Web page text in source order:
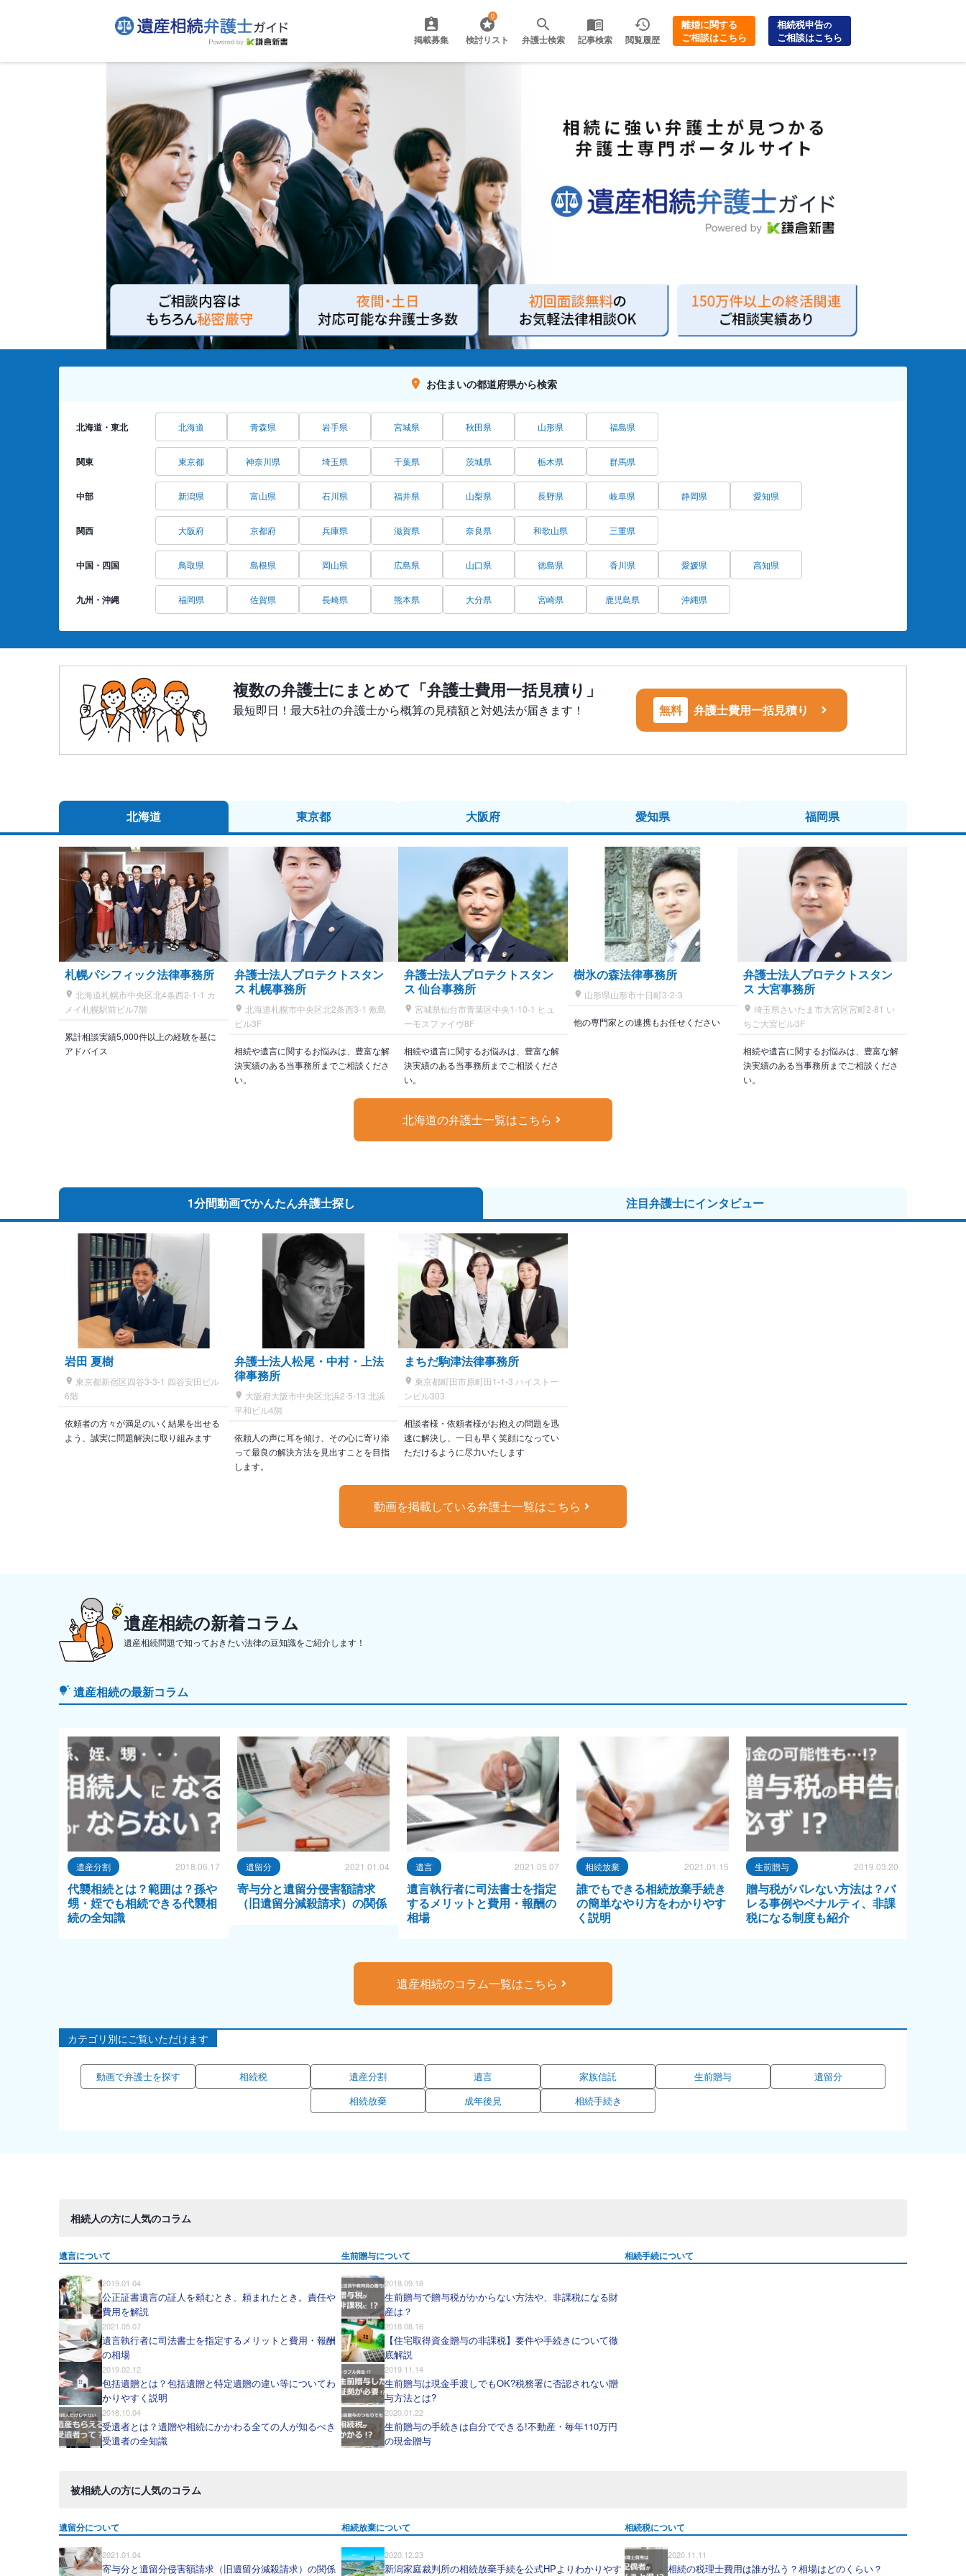
掲載募集
0
検討リスト 弁護士検索 記事検索 閲覧履歴
離婚に関する
ご相談はこちら
相続税申告の
ご相談はこちら
お住まいの都道府県から検索
北海道・東北 北海道 青森県 岩手県 宮城県 秋田県 山形県 福島県
関東 東京都 神奈川県 埼玉県 千葉県 茨城県 栃木県 群馬県
中部 新潟県 富山県 石川県 福井県 山梨県 長野県 岐阜県 静岡県 愛知県
関西 大阪府 京都府 兵庫県 滋賀県 奈良県 和歌山県 三重県
中国・四国 鳥取県 島根県 岡山県 広島県 山口県 徳島県 香川県 愛媛県 高知県
九州・沖縄 福岡県 佐賀県 長崎県 熊本県 大分県 宮崎県 鹿児島県 沖縄県
複数の弁護士にまとめて「弁護士費用一括見積り」
最短即日！最大5社の弁護士から概算の見積額と対処法が届きます！ 無料 弁護士費用一括見積り
北海道 東京都 大阪府 愛知県 福岡県
札幌パシフィック法律事務所
北海道札幌市中央区北4条西2-1-1 カ
メイ札幌駅前ビル7階
累計相談実績5,000件以上の経験を基に
アドバイス
弁護士法人プロテクトスタン
ス 札幌事務所
北海道札幌市中央区北2条西3-1 敷島
ビル3F
相続や遺言に関するお悩みは、豊富な解
決実績のある当事務所までご相談くださ
い。
弁護士法人プロテクトスタン
ス 仙台事務所
宮城県仙台市青葉区中央1-10-1 ヒュ
ーモスファイヴ8F
相続や遺言に関するお悩みは、豊富な解
決実績のある当事務所までご相談くださ
い。
樹氷の森法律事務所
山形県山形市十日町3-2-3
他の専門家との連携もお任せください
弁護士法人プロテクトスタン
ス 大宮事務所
埼玉県さいたま市大宮区宮町2-81 い
ちご大宮ビル3F
相続や遺言に関するお悩みは、豊富な解
決実績のある当事務所までご相談くださ
い。
北海道の弁護士一覧はこちら
1分間動画でかんたん弁護士探し 注目弁護士にインタビュー
岩田 夏樹
東京都新宿区四谷3-3-1 四谷安田ビル
6階
依頼者の方々が満足のいく結果を出せる
よう、誠実に問題解決に取り組みます
弁護士法人松尾・中村・上法
律事務所
大阪府大阪市中央区北浜2-5-13 北浜
平和ビル4階
依頼人の声に耳を傾け、その心に寄り添
って最良の解決方法を見出すことを目指
します。
まちだ駒津法律事務所
東京都町田市原町田1-1-3 ハイストー
ンビル303
相談者様・依頼者様がお抱えの問題を迅
速に解決し、一日も早く笑顔になってい
ただけるように尽力いたします
動画を掲載している弁護士一覧はこちら
遺産相続の新着コラム
遺産相続問題で知っておきたい法律の豆知識をご紹介します！
遺産相続の最新コラム
遺産分割 2018.06.17
代襲相続とは？範囲は？孫や
甥・姪でも相続できる代襲相
続の全知識
遺留分 2021.01.04
寄与分と遺留分侵害額請求
（旧遺留分減殺請求）の関係
遺言 2021.05.07
遺言執行者に司法書士を指定
するメリットと費用・報酬の
相場
相続放棄 2021.01.15
誰でもできる相続放棄手続き
の簡単なやり方をわかりやす
く説明
生前贈与 2019.03.20
贈与税がバレない方法は？バ
レる事例やペナルティ、非課
税になる制度も紹介
遺産相続のコラム一覧はこちら
カテゴリ別にご覧いただけます
動画で弁護士を探す 相続税 遺産分割 遺言 家族信託 生前贈与
遺留分
相続放棄
成年後見 相続手続き
相続人の方に人気のコラム
遺言について
2019.01.04
公正証書遺言の証人を頼むとき、頼まれたとき。責任や
費用を解説
2021.05.07
遺言執行者に司法書士を指定するメリットと費用・報酬
の相場
2019.02.12
包括遺贈とは？包括遺贈と特定遺贈の違い等についてわ
かりやすく説明
2018.10.04
受遺者とは？遺贈や相続にかかわる全ての人が知るべき
受遺者の全知識
生前贈与について
2018.09.18
生前贈与で贈与税がかからない方法や、非課税になる財
産は？
2018.08.16
【住宅取得資金贈与の非課税】要件や手続きについて徹
底解説
2019.11.14
生前贈与は現金手渡しでもOK?税務署に否認されない贈
与方法とは?
2020.01.22
生前贈与の手続きは自分でできる!不動産・毎年110万円
の現金贈与
相続手続について
被相続人の方に人気のコラム
遺留分について
2021.01.04
寄与分と遺留分侵害額請求（旧遺留分減殺請求）の関係
相続放棄について
2020.12.23
新潟家庭裁判所の相続放棄手続を公式HPよりわかりやす
相続税について
2020.11.11
相続の税理士費用は誰が払う？相場はどのくらい？